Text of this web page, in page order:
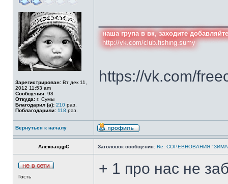
Зарегистрирован: Вт дек 11,
2012 11:53 am
Сообщения: 98
Откуда: г. Сумы
Благодарил (а): 210 раз.
Поблагодарили: 118 раз.
наша група в вк, заходите
http://vk.com/club.fishing.sumy
https://vk.com/
Вернуться к началу
АлександрС Заголовок сообщения: Re: СОРЕВНОВАНИЯ
Гость + 1 про нас не